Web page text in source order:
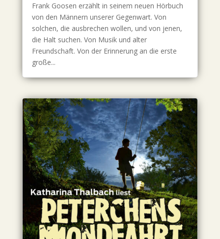
Frank Goosen erzählt in seinem neuen Hörbuch
von den Männern unserer Gegenwart. Von
solchen, die ausbrechen wollen, und von jenen,
die Halt suchen. Von Musik und alter
Freundschaft. Von der Erinnerung an die erste
große...